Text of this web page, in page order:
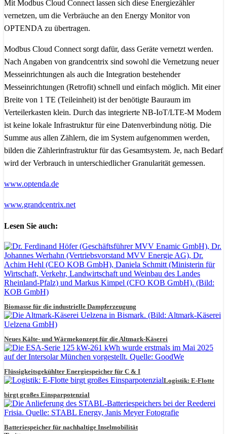
Mit Modbus Cloud Connect lassen sich diese Energiezähler
vernetzen, um die Verbräuche an den Energy Monitor von
OPTENDA zu übertragen.
Modbus Cloud Connect sorgt dafür, dass Geräte vernetzt werden.
Nach Angaben von grandcentrix sind sowohl die Vernetzung neuer
Messeinrichtungen als auch die Integration bestehender
Messeinrichtungen (Retrofit) schnell und einfach möglich. Mit einer
Breite von 1 TE (Teileinheit) ist der benötigte Bauraum im
Verteilerkasten klein. Durch das integrierte NB-IoT/LTE-M Modem
ist keine lokale Infrastruktur für eine Datenverbindung nötig. Die
Summe aus allen Zählern, die im System aufgenommen werden,
bilden die Zählerinfrastruktur für das Gesamtsystem. Je, nach Bedarf
wird der Verbrauch in unterschiedlicher Granularität gemessen.
www.optenda.de
www.grandcentrix.net
Lesen Sie auch:
Biomasse für die industrielle Dampferzeugung
Neues Kälte- und Wärmekonzept für die Altmark-Käserei
Flüssigkeitsgekühlter Energiespeicher für C & I
Logistik: E-Flotte
birgt großes Einsparpotenzial
Batteriespeicher für nachhaltige Inselmobilität